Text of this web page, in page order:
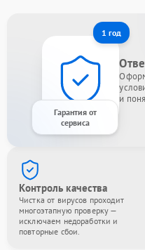
1 год
Гарантия от
сервиса
и
Контроль качества
Чистка от вирусов проходит
многоэтапную проверку —
исключаем недоработки и
повторные сбои.